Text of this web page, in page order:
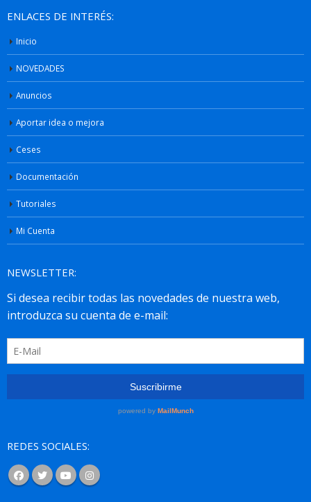
ENLACES DE INTERÉS:
Inicio
NOVEDADES
Anuncios
Aportar idea o mejora
Ceses
Documentación
Tutoriales
Mi Cuenta
NEWSLETTER:
REDES SOCIALES: